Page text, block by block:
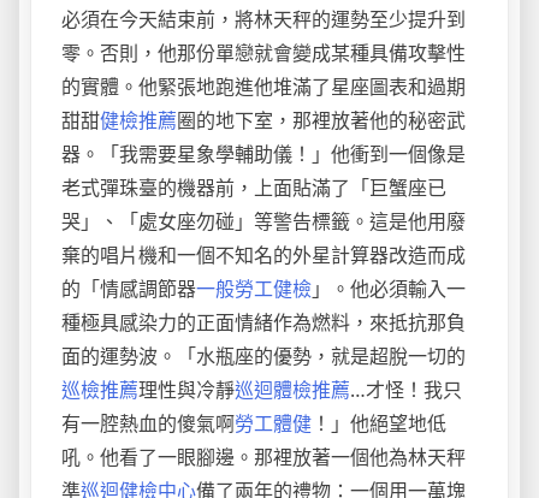
必須在今天結束前，將林天秤的運勢至少提升到
零。否則，他那份單戀就會變成某種具備攻擊性
的實體。他緊張地跑進他堆滿了星座圖表和過期
甜甜健檢推薦圈的地下室，那裡放著他的秘密武
器。「我需要星象學輔助儀！」他衝到一個像是
老式彈珠臺的機器前，上面貼滿了「巨蟹座已
哭」、「處女座勿碰」等警告標籤。這是他用廢
棄的唱片機和一個不知名的外星計算器改造而成
的「情感調節器一般勞工健檢」。他必須輸入一
種極具感染力的正面情緒作為燃料，來抵抗那負
面的運勢波。「水瓶座的優勢，就是超脫一切的
巡檢推薦理性與冷靜巡迴體檢推薦…才怪！我只
有一腔熱血的傻氣啊勞工體健 ！」他絕望地低
吼。他看了一眼腳邊。那裡放著一個他為林天秤
準巡迴健檢中心備了兩年的禮物：一個用一萬塊